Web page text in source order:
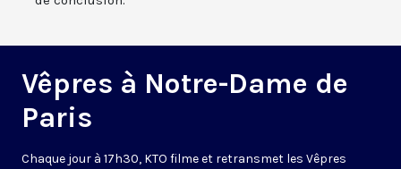
Vêpres à Notre-Dame de
Paris
Chaque jour à 17h30, KTO filme et retransmet les Vêpres